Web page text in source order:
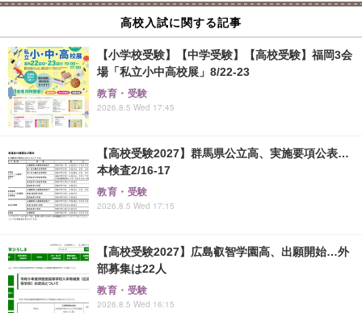
高校入試に関する記事
【小学校受験】【中学受験】【高校受験】福岡3会
場「私立小中高校展」8/22-23
教育・受験
2026.8.5 Wed 17:45
【高校受験2027】群馬県公立高、実施要項公表…
本検査2/16-17
教育・受験
2026.8.5 Wed 17:15
【高校受験2027】広島叡智学園高、出願開始…外
部募集は22人
教育・受験
2026.8.5 Wed 16:15